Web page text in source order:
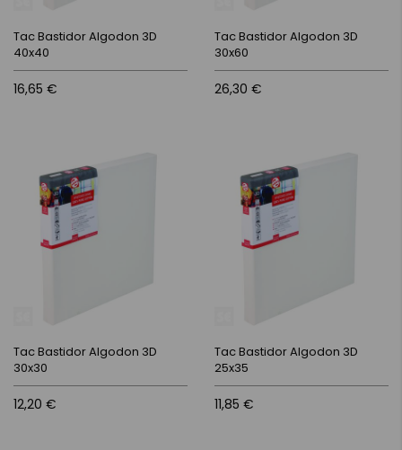
Tac Bastidor Algodon 3D
40x40
16,65 €
Tac Bastidor Algodon 3D
30x60
26,30 €
Tac Bastidor Algodon 3D
30x30
12,20 €
Tac Bastidor Algodon 3D
25x35
11,85 €